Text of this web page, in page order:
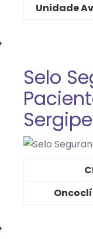
Unidade
Selo
Sergipe